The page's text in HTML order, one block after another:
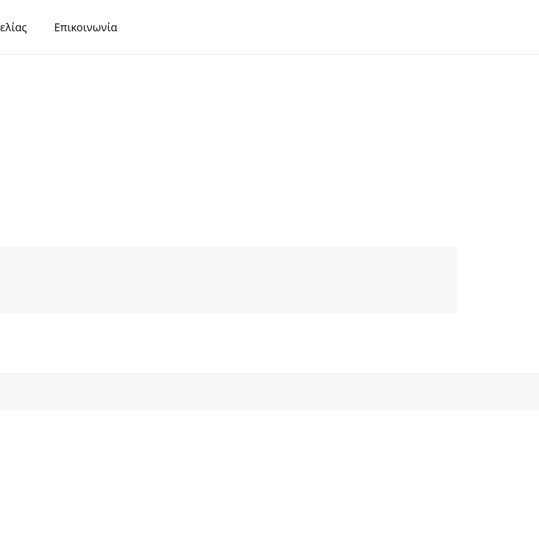
Επικοινωνία
Χαρτιά